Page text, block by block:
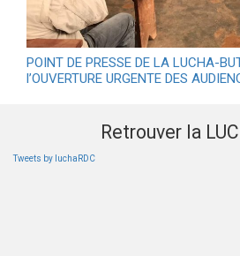
POINT DE PRESSE DE LA LUCHA-
l’OUVERTURE URGENTE DES
Retrouver la
Tweets by luchaRDC